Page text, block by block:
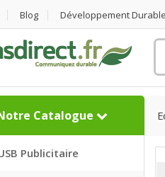
Blog Développement Durable
Catalogue
Publicitaire